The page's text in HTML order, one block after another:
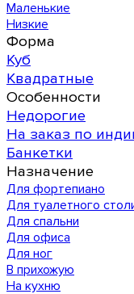
Маленькие
Низкие
Форма
Куб
Квадратные
Особенности
Недорогие
На заказ по
Банкетки
Назначение
Для фортепиано
Для туалетного
Для спальни
Для офиса
Для ног
В прихожую
На кухню